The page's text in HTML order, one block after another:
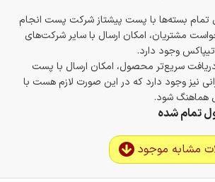
تمام بسته‌ها با پست پیشتاز شرکت پست انجام
مشتریان، امکان ارسال با سایر شرکت‌های
وجود دارد.
سریع‌تر محصول، امکان ارسال با پست
نیز وجود دارد که در این صورت لازم هست با
هماهنگ شود.
تمام شده
مشابه موجود